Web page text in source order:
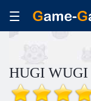
HUGI WUGI